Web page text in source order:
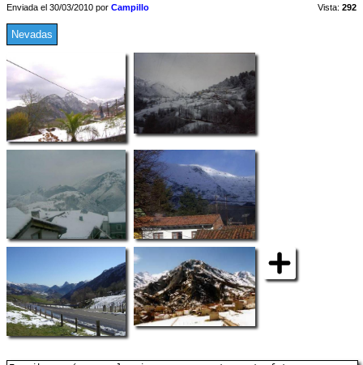
Enviada el 30/03/2010 por Campillo Vista: 292
Nevadas